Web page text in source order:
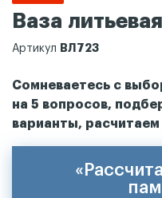
Ваза
Артикул ВЛ723
Сомневаетесь с
на 5 вопросов,
варианты,